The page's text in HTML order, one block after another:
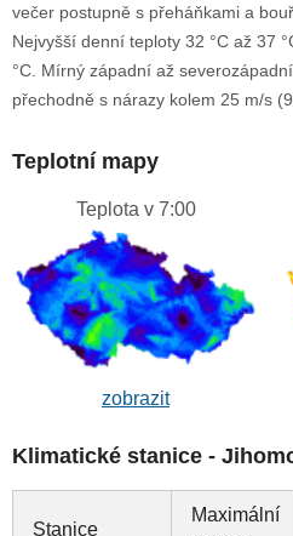
večer postupně s přeháňkami a
Nejvyšší denní teploty 32 °C až 37
°C. Mírný západní až
přechodně s nárazy kolem 25 m/s
Teplotní mapy
Teplota v 7:00
zobrazit
Klimatické stanice -
Stanice
Maximální